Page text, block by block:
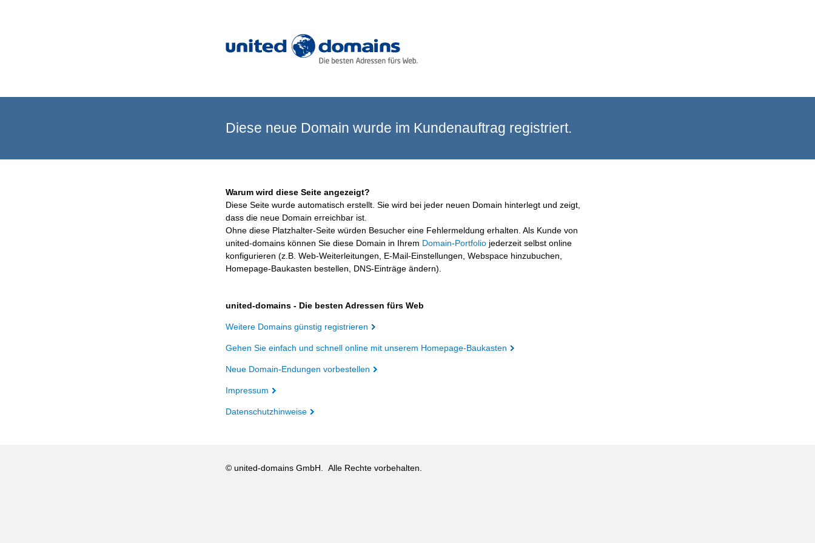
Diese neue Domain wurde im Kundenauftrag registriert.
Warum wird diese Seite angezeigt?
Diese Seite wurde automatisch erstellt. Sie wird bei jeder neuen Domain hinterlegt und zeigt,
dass die neue Domain erreichbar ist.
Ohne diese Platzhalter-Seite würden Besucher eine Fehlermeldung erhalten. Als Kunde von
united-domains können Sie diese Domain in Ihrem Domain-Portfolio jederzeit selbst online
konfigurieren (z.B. Web-Weiterleitungen, E-Mail-Einstellungen, Webspace hinzubuchen,
Homepage-Baukasten bestellen, DNS-Einträge ändern).
united-domains - Die besten Adressen fürs Web
Weitere Domains günstig registrieren
Gehen Sie einfach und schnell online mit unserem Homepage-Baukasten
Neue Domain-Endungen vorbestellen
Impressum
Datenschutzhinweise
© united-domains GmbH. Alle Rechte vorbehalten.